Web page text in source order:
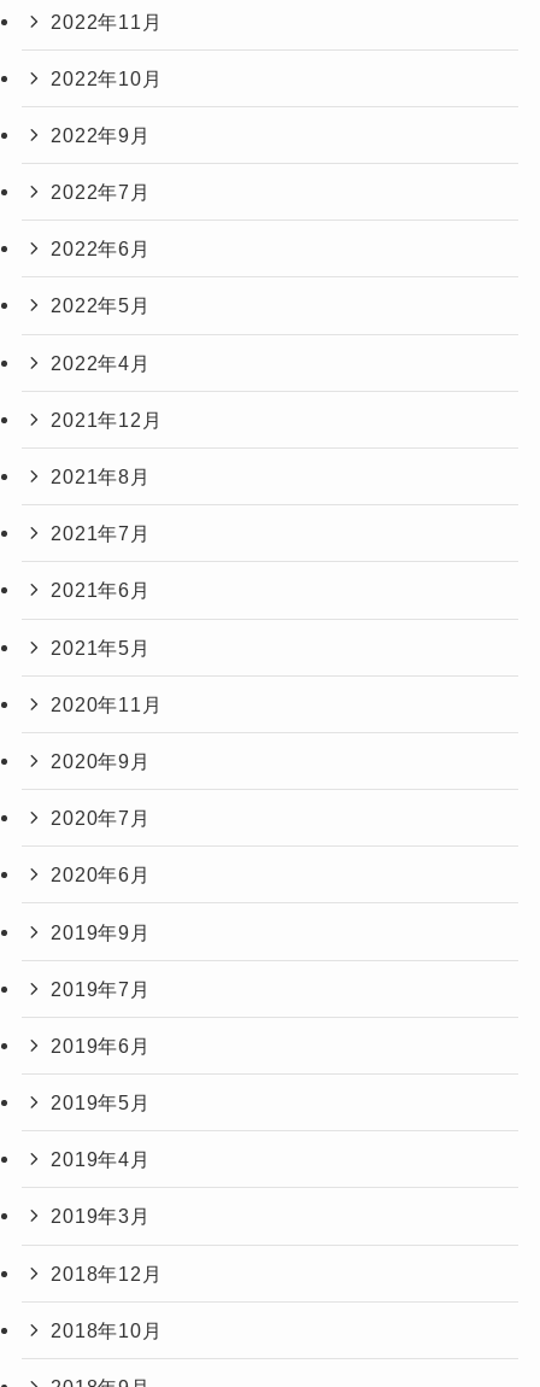
2022年11月
2022年10月
2022年9月
2022年7月
2022年6月
2022年5月
2022年4月
2021年12月
2021年8月
2021年7月
2021年6月
2021年5月
2020年11月
2020年9月
2020年7月
2020年6月
2019年9月
2019年7月
2019年6月
2019年5月
2019年4月
2019年3月
2018年12月
2018年10月